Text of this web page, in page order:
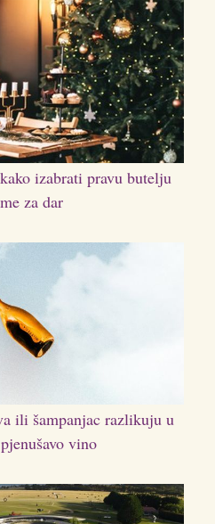
izabrati pravu butelju
za dar
ili šampanjac razlikuju u
vino